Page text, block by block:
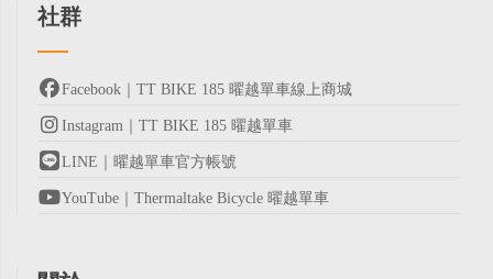
社群
Facebook｜TT BIKE 185 曜越單車線上商城
Instagram｜TT BIKE 185 曜越單車
LINE｜曜越單車官方帳號
YouTube｜Thermaltake Bicycle 曜越單車